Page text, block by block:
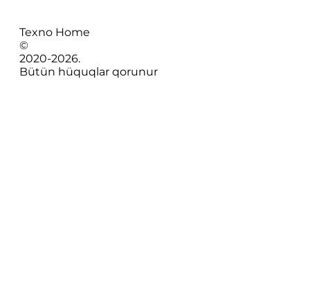
Texno Home
©
2020-2026.
Bütün hüquqlar qorunur